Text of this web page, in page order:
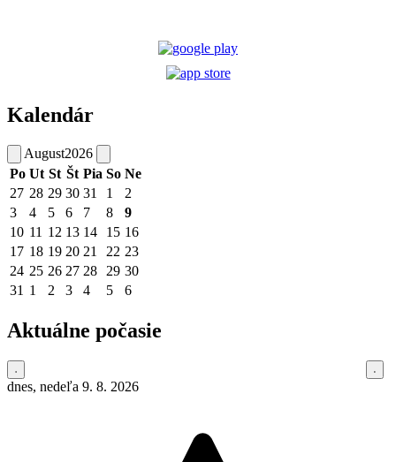
Kalendár
August2026
Po Ut St Št Pia So Ne
27 28 29 30 31 1
2
3
4 5 6 7 8
9
10 11 12 13 14 15 16
17 18 19 20 21 22 23
24 25 26 27 28 29 30
31 1 2 3 4 5 6
Aktuálne počasie
dnes, nedeľa 9. 8. 2026